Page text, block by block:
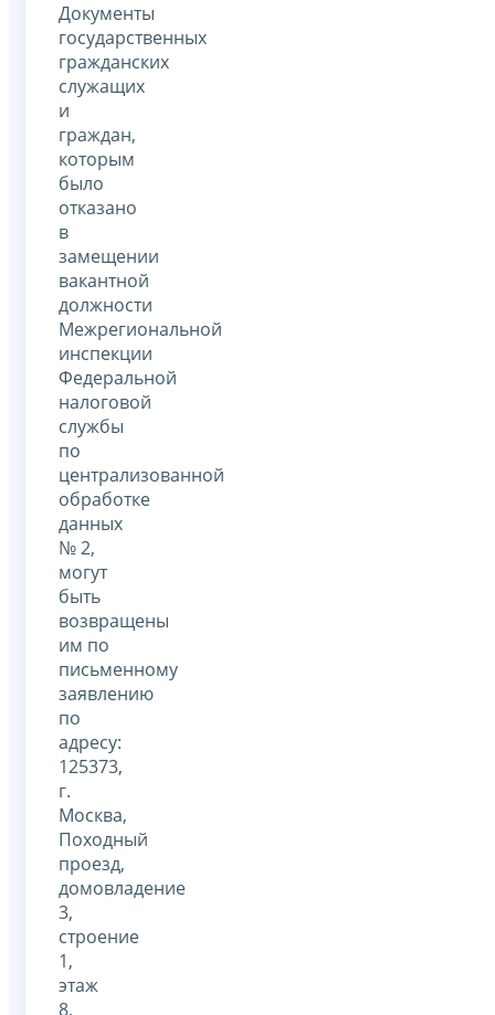
Документы
государственных
гражданских
служащих
и
граждан,
которым
было
отказано
в
замещении
вакантной
должности
Межрегиональной
инспекции
Федеральной
налоговой
службы
по
централизованной
обработке
данных
№ 2,
могут
быть
возвращены
им по
письменному
заявлению
по
адресу:
125373,
г.
Москва,
Походный
проезд,
домовладение
3,
строение
1,
этаж
8,